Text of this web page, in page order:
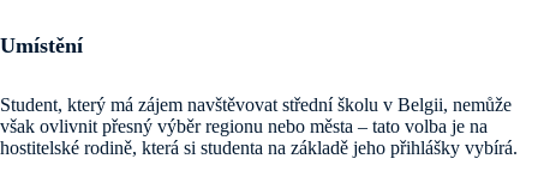
Umístění
Student, který má zájem navštěvovat střední školu v Belgii, nemůže
však ovlivnit přesný výběr regionu nebo města – tato volba je na
hostitelské rodině, která si studenta na základě jeho přihlášky vybírá.